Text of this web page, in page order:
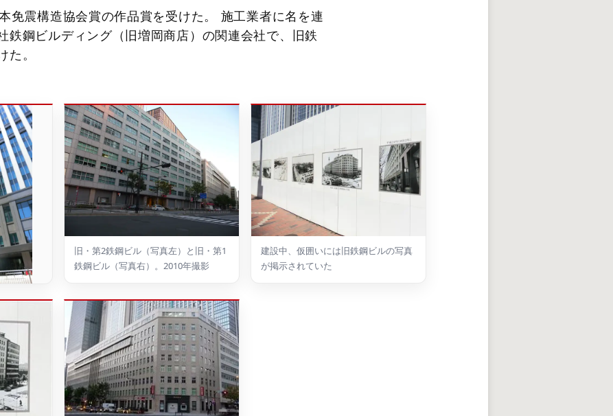
免震構造協会賞の作品賞を受けた。 施工業者に名を連
鉄鋼ビルディング（旧増岡商店）の関連会社で、旧鉄
。
旧・第2鉄鋼ビル（写真左）と旧・第1
鉄鋼ビル（写真右）。2010年撮影
建設中、仮囲いには旧鉄鋼ビルの写真
が掲示されていた